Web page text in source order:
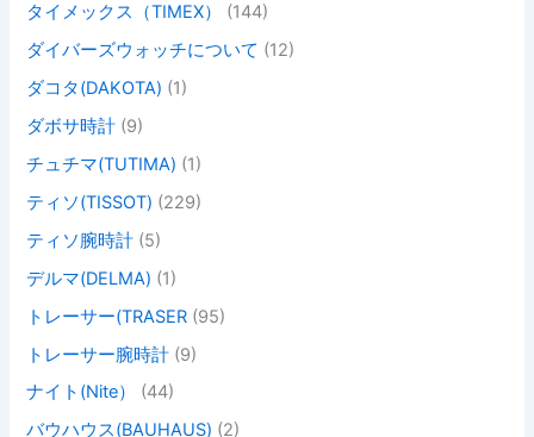
タイメックス（TIMEX）
(144)
ダイバーズウォッチについて (12)
ダコタ(DAKOTA) (1)
ダボサ時計 (9)
チュチマ(TUTIMA) (1)
ティソ(TISSOT) (229)
ティソ腕時計 (5)
デルマ(DELMA) (1)
トレーサー(TRASER (95)
トレーサー腕時計 (9)
ナイト(Nite）
(44)
バウハウス(BAUHAUS) (2)